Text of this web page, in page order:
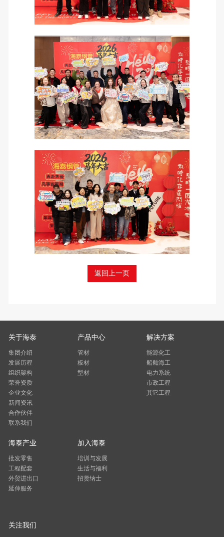
返回上一页
关于海泰
集团介绍
发展历程
组织架构
荣誉资质
企业文化
新闻资讯
合作伙伴
联系我们
产品中心
管材
板材
型材
解决方案
能源化工
船舶海工
电力系统
市政工程
其它工程
海泰产业
批发零售
工程配套
外贸进出口
延伸服务
加入海泰
培训与发展
生活与福利
招贤纳士
关注我们